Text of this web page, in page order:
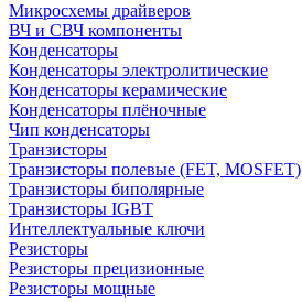
Микросхемы драйверов
ВЧ и СВЧ компоненты
Конденсаторы
Конденсаторы электролитические
Конденсаторы керамические
Конденсаторы плёночные
Чип конденсаторы
Транзисторы
Транзисторы полевые (FET, MOSFET)
Транзисторы биполярные
Транзисторы IGBT
Интеллектуальные ключи
Резисторы
Резисторы прецизионные
Резисторы мощные